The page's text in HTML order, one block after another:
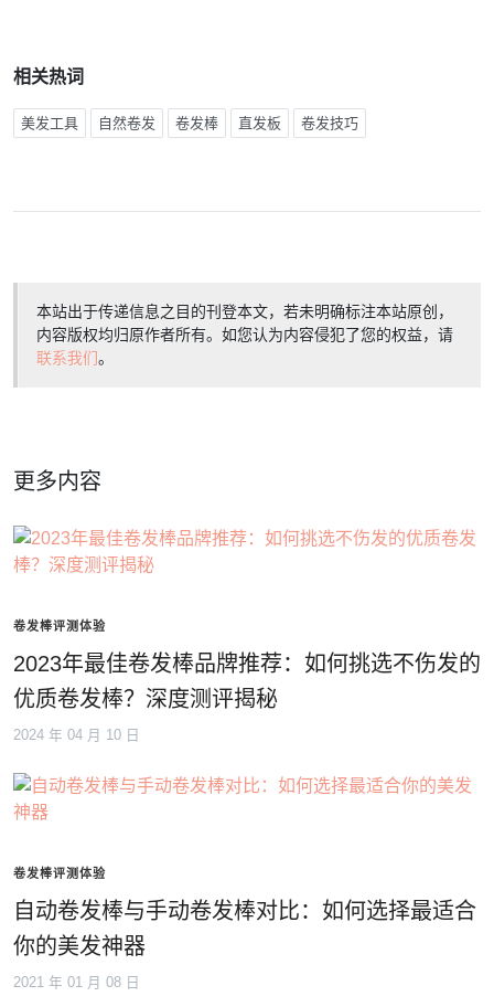
相关热词
美发工具 自然卷发 卷发棒 直发板 卷发技巧
本站出于传递信息之目的刊登本文，若未明确标注本站原创，
内容版权均归原作者所有。如您认为内容侵犯了您的权益，请
联系我们。
更多内容
卷发棒评测体验
2023年最佳卷发棒品牌推荐：如何挑选不伤发的
优质卷发棒？深度测评揭秘
2024 年 04 月 10 日
卷发棒评测体验
自动卷发棒与手动卷发棒对比：如何选择最适合
你的美发神器
2021 年 01 月 08 日